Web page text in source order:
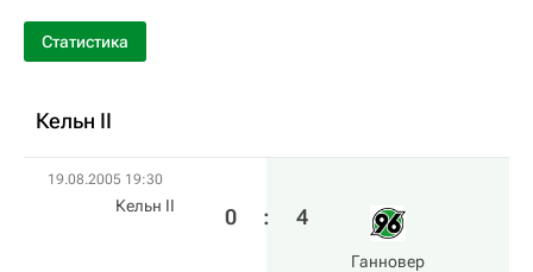
Статистика
Кельн II
19.08.2005 19:30
Кельн II 0 : 4
Ганновер